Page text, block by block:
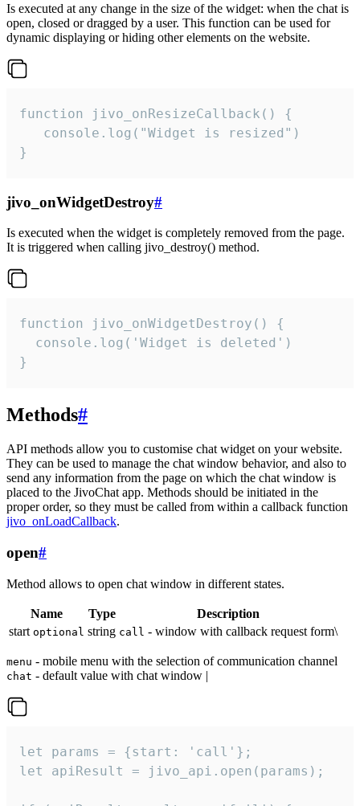
Is executed at any change in the size of the widget: when the chat is
open, closed or dragged by a user. This function can be used for
dynamic displaying or hiding other elements on the website.
function jivo_onResizeCallback() {
   console.log("Widget is resized")
}
jivo_onWidgetDestroy#
Is executed when the widget is completely removed from the page.
It is triggered when calling jivo_destroy() method.
function jivo_onWidgetDestroy() {
  console.log('Widget is deleted')
}
Methods#
API methods allow you to customise chat widget on your website.
They can be used to manage the chat window behavior, and also to
send any information from the page on which the chat window is
placed to the JivoChat app. Methods should be initiated in the
proper order, so they must be called from within a callback function
jivo_onLoadCallback.
open#
Method allows to open chat window in different states.
Name Type
Description
start optional string call - window with callback request form\
menu - mobile menu with the selection of communication channel
chat - default value with chat window |
let params = {start: 'call'};
let apiResult = jivo_api.open(params);